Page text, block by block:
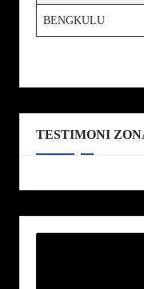
BENGKULU
TESTIMONI